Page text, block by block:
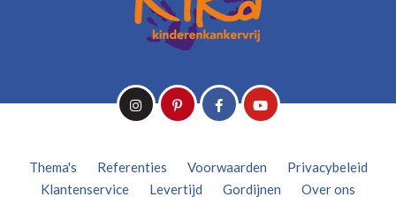
Thema's Referenties Voorwaarden
Privacybeleid
Klantenservice
Levertijd Gordijnen Over ons